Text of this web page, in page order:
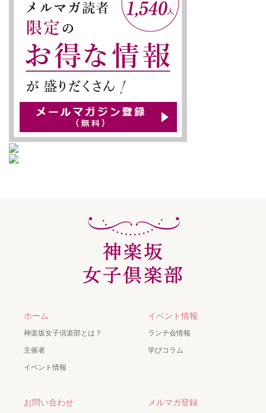
ホーム
神楽坂女子倶楽部とは？
主催者
イベント情報
イベント情報
ランチ会情報
学びコラム
お問い合わせ メルマガ登録